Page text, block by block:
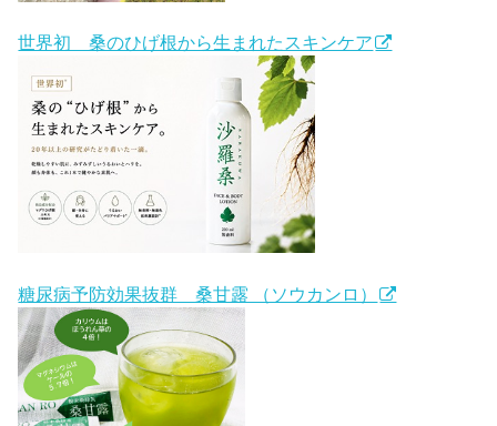
世界初 桑のひげ根から生まれたスキンケア
糖尿病予防効果抜群 桑甘露 （ソウカンロ）